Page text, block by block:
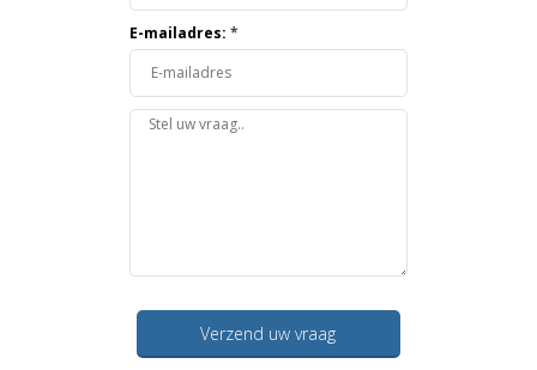
E-mailadres: *
Verzend uw vraag